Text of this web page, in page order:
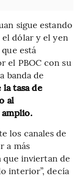
sigue estando
dólar y el yen
está
el PBOC con su
banda de
tasa de
al
los canales de
a más
inviertan de
interior”, decía